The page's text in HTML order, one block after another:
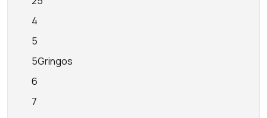
4
5
5Gringos
6
7